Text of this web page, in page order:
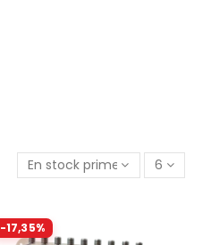
En stock primero 6
-17,35%